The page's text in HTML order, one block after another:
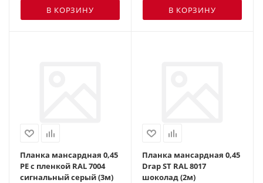
В КОРЗИНУ В КОРЗИНУ
Планка мансардная 0,45
PE с пленкой RAL 7004
сигнальный серый (3м)
Планка мансардная 0,45
Drap ST RAL 8017
шоколад (2м)